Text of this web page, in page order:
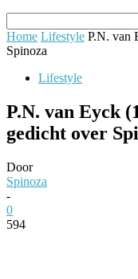
Home Lifestyle P.N. van
Spinoza
Lifestyle
P.N. van Eyck
gedicht over
Door
Spinoza
-
0
594